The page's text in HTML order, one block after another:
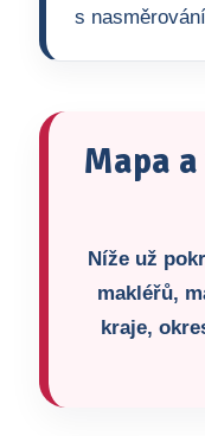
s
Mapa
Níže už
makléřů,
kraje,